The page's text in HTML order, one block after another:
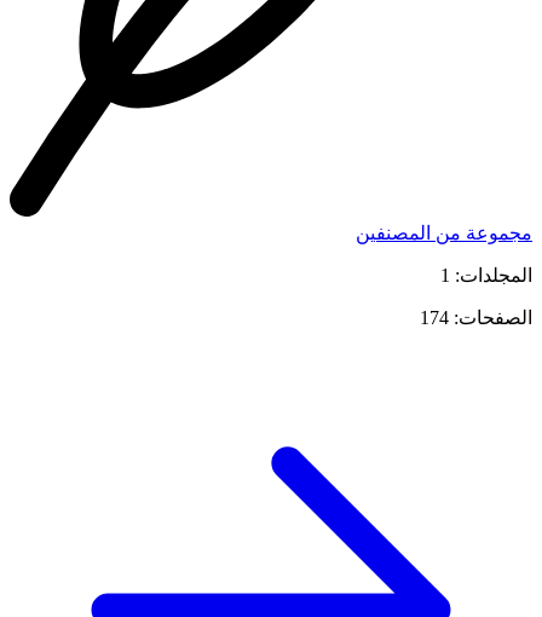
مجموعة من المصنفين
المجلدات: 1
الصفحات: 174